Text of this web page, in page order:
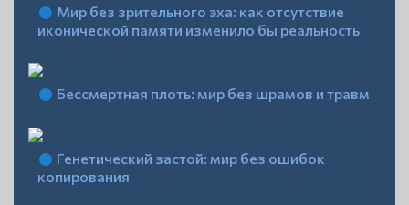
Мир без зрительного эха: как отсутствие
иконической памяти изменило бы реальность
Бессмертная плоть: мир без шрамов и травм
Генетический застой: мир без ошибок
копирования